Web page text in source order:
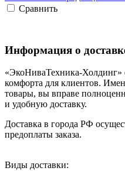
Сравнить
Информация о
«ЭкоНиваТехника-Холдинг»
комфорта для клиентов.
товары, вы вправе
и удобную доставку.
Доставка в города РФ
предоплаты заказа.
Виды доставки: